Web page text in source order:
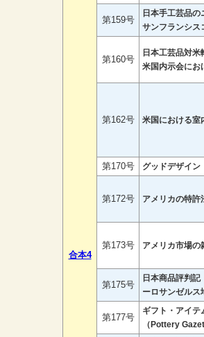
合本4
第159号
日本手工芸品
サンフランシス
第160号
日本工芸品対米
米国内示会にお
第162号 米国における室
第170号 グッドデザイン
第172号 アメリカの特許
第173号 アメリカ市場の
第175号
日本商品評判記
ーロサンゼルス
第177号
ギフト・アイテ
（Pottery